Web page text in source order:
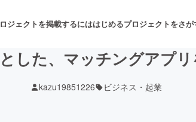
ジェクトを掲載するにははじめるプロジェクトをさが
した、マッチングアプリ
kazu19851226 ビジネス・起業